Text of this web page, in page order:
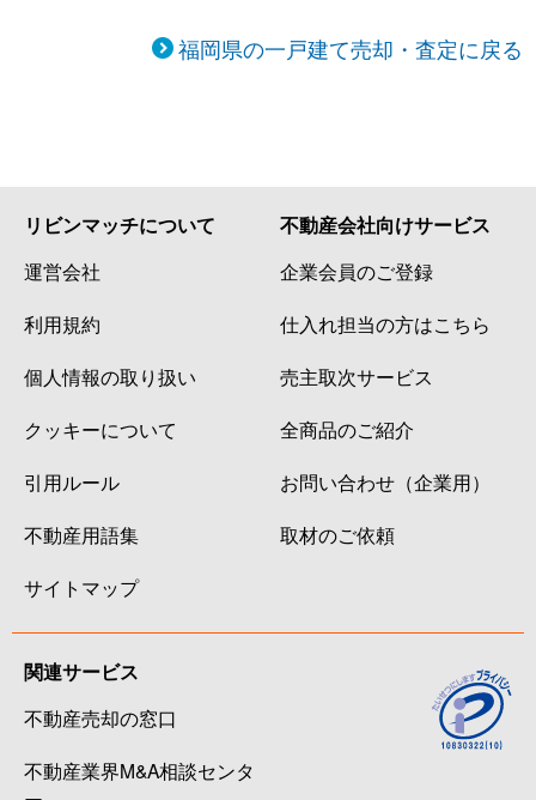
福岡県の一戸建て売却・査定に戻る
リビンマッチについて
運営会社
利用規約
個人情報の取り扱い
クッキーについて
引用ルール
不動産用語集
サイトマップ
不動産会社向けサービス
企業会員のご登録
仕入れ担当の方はこちら
売主取次サービス
全商品のご紹介
お問い合わせ（企業用）
取材のご依頼
関連サービス
不動産売却の窓口
不動産業界M&A相談センタ